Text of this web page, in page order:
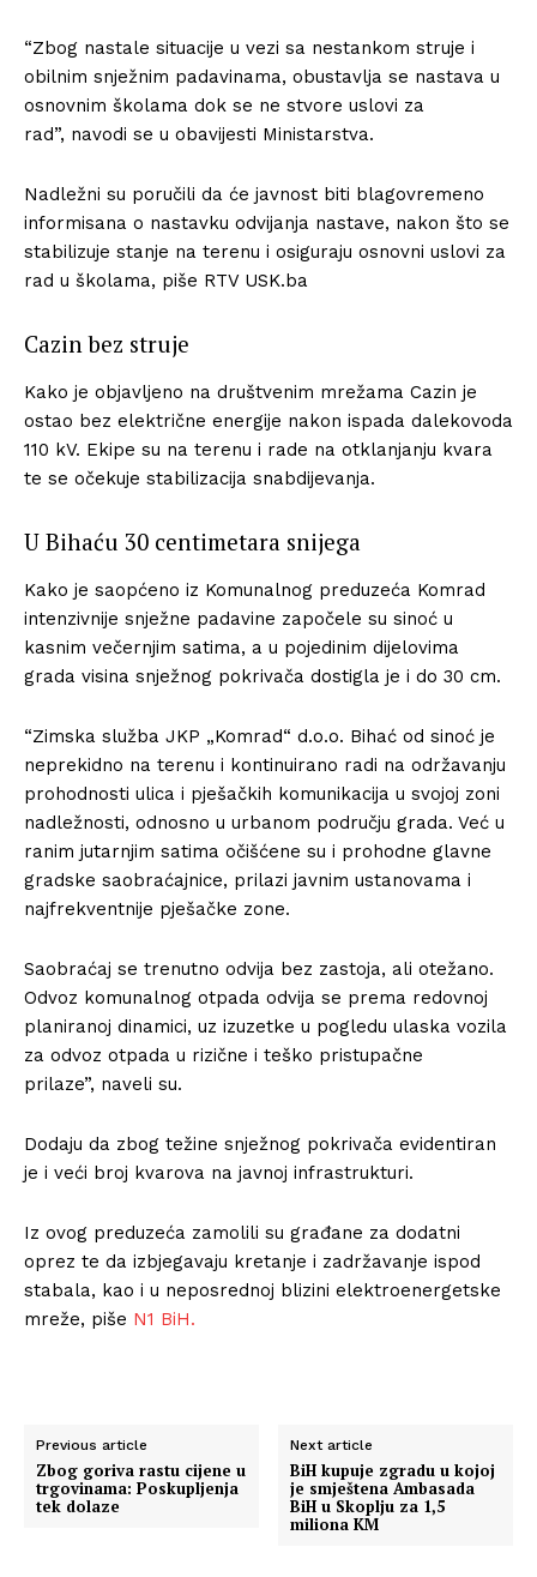
“Zbog nastale situacije u vezi sa nestankom struje i
obilnim snježnim padavinama, obustavlja se nastava u
osnovnim školama dok se ne stvore uslovi za
rad”, navodi se u obavijesti Ministarstva.
Nadležni su poručili da će javnost biti blagovremeno
informisana o nastavku odvijanja nastave, nakon što se
stabilizuje stanje na terenu i osiguraju osnovni uslovi za
rad u školama, piše RTV USK.ba
Cazin bez struje
Kako je objavljeno na društvenim mrežama Cazin je
ostao bez električne energije nakon ispada dalekovoda
110 kV. Ekipe su na terenu i rade na otklanjanju kvara
te se očekuje stabilizacija snabdijevanja.
U Bihaću 30 centimetara snijega
Kako je saopćeno iz Komunalnog preduzeća Komrad
intenzivnije snježne padavine započele su sinoć u
kasnim večernjim satima, a u pojedinim dijelovima
grada visina snježnog pokrivača dostigla je i do 30 cm.
“Zimska služba JKP „Komrad“ d.o.o. Bihać od sinoć je
neprekidno na terenu i kontinuirano radi na održavanju
prohodnosti ulica i pješačkih komunikacija u svojoj zoni
nadležnosti, odnosno u urbanom području grada. Već u
ranim jutarnjim satima očišćene su i prohodne glavne
gradske saobraćajnice, prilazi javnim ustanovama i
najfrekventnije pješačke zone.
Saobraćaj se trenutno odvija bez zastoja, ali otežano.
Odvoz komunalnog otpada odvija se prema redovnoj
planiranoj dinamici, uz izuzetke u pogledu ulaska vozila
za odvoz otpada u rizične i teško pristupačne
prilaze”, naveli su.
Dodaju da zbog težine snježnog pokrivača evidentiran
je i veći broj kvarova na javnoj infrastrukturi.
Iz ovog preduzeća zamolili su građane za dodatni
oprez te da izbjegavaju kretanje i zadržavanje ispod
stabala, kao i u neposrednoj blizini elektroenergetske
mreže, piše N1 BiH.
Previous article
Zbog goriva rastu cijene u
trgovinama: Poskupljenja
tek dolaze
Next article
BiH kupuje zgradu u kojoj
je smještena Ambasada
BiH u Skoplju za 1,5
miliona KM